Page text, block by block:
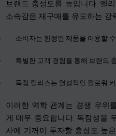
브랜드 충성도를 높입니다. 엘
소속감은 재구매를 유도하는 강
소비자는 한정된 제품을 이용할
특별한 고객 경험을 통해 브랜드
독점 릴리스는 열성적인 팔로워
이러한 역학 관계는 경쟁 우위
게 매우 중요합니다. 독점성을
사에 기꺼이 투자할 충성도 높